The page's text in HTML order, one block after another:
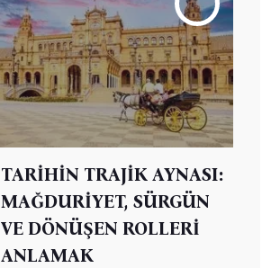
TARİHİN TRAJİK AYNASI:
MAĞDURİYET, SÜRGÜN
VE DÖNÜŞEN ROLLERİ
ANLAMAK